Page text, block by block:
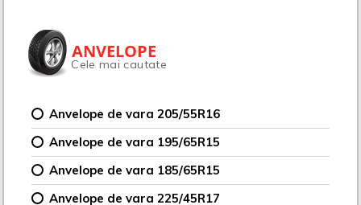
ANVELOPE
Cele mai cautate
Anvelope de vara 205/55R16
Anvelope de vara 195/65R15
Anvelope de vara 185/65R15
Anvelope de vara 225/45R17